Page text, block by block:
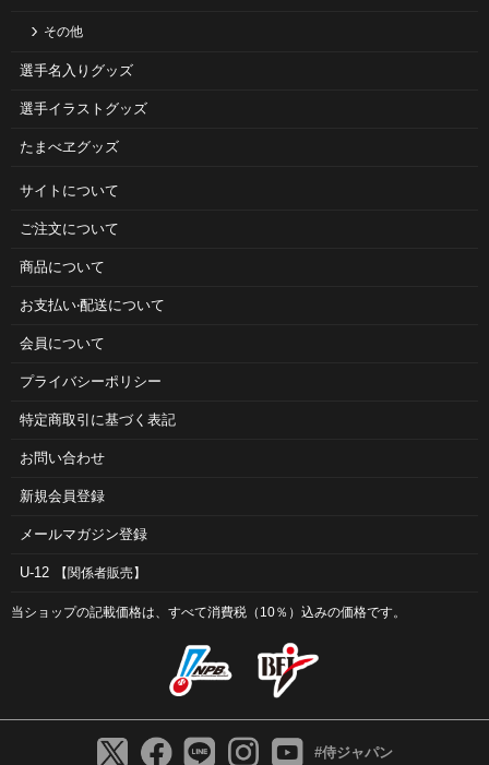
その他
選手名入りグッズ
選手イラストグッズ
たまべヱグッズ
サイトについて
ご注⽂について
商品について
お⽀払い‧配送について
会員について
プライバシーポリシー
特定商取引に基づく表記
お問い合わせ
新規会員登録
メールマガジン登録
U-12 【関係者販売】
当ショップの記載価格は、すべて消費税（10％）込みの価格です。
#侍ジャパン